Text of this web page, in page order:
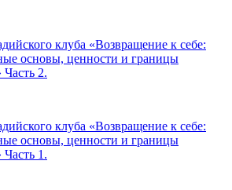
клуба «Возвращение к себе:
основы, ценности и границы
Часть 2.
клуба «Возвращение к себе:
основы, ценности и границы
Часть 1.